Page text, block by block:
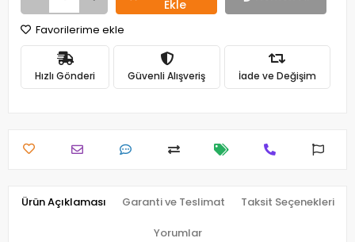
Ekle
Favorilerime ekle
Hızlı Gönderi Güvenli Alışveriş İade ve Değişim
Ürün Açıklaması Garanti ve Teslimat Taksit Seçenekleri
Yorumlar